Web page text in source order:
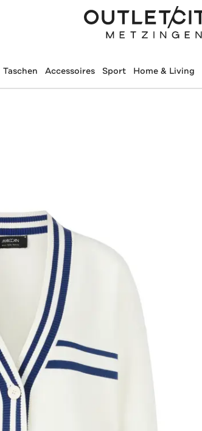
Taschen Accessoires Sport Home & Living